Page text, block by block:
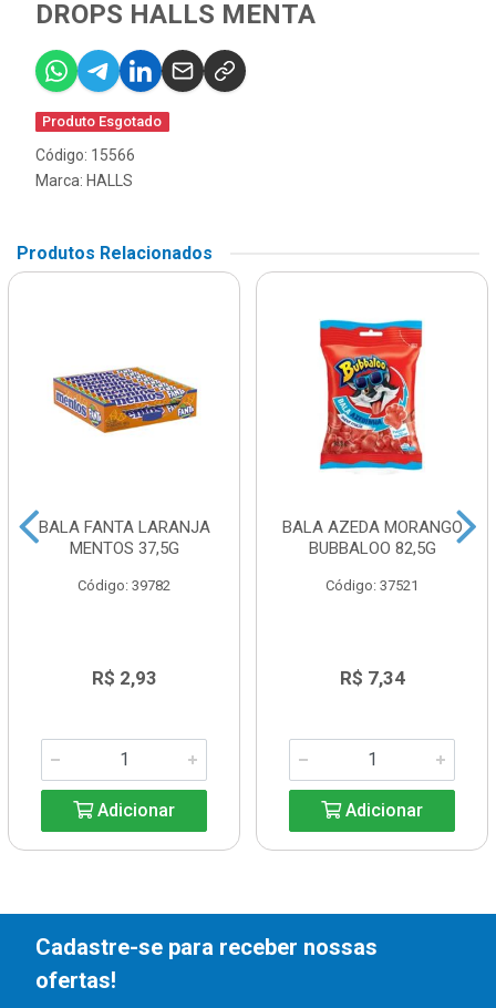
DROPS HALLS MENTA
Produto Esgotado
Código: 15566
Marca: HALLS
Produtos Relacionados
BALA FANTA LARANJA
MENTOS 37,5G
Código: 39782
R$ 2,93
Adicionar
BALA AZEDA MORANGO
BUBBALOO 82,5G
Código: 37521
R$ 7,34
Adicionar
Cadastre-se para receber nossas
ofertas!